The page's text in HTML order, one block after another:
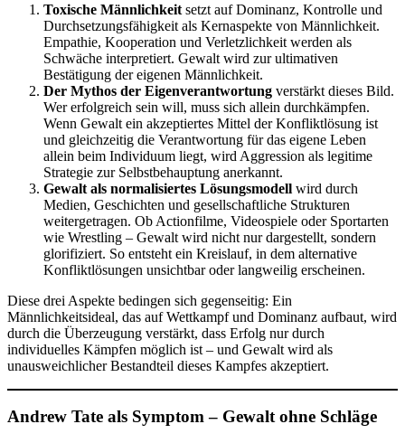
Toxische Männlichkeit setzt auf Dominanz, Kontrolle und
Durchsetzungsfähigkeit als Kernaspekte von Männlichkeit.
Empathie, Kooperation und Verletzlichkeit werden als
Schwäche interpretiert. Gewalt wird zur ultimativen
Bestätigung der eigenen Männlichkeit.
Der Mythos der Eigenverantwortung verstärkt dieses Bild.
Wer erfolgreich sein will, muss sich allein durchkämpfen.
Wenn Gewalt ein akzeptiertes Mittel der Konfliktlösung ist
und gleichzeitig die Verantwortung für das eigene Leben
allein beim Individuum liegt, wird Aggression als legitime
Strategie zur Selbstbehauptung anerkannt.
Gewalt als normalisiertes Lösungsmodell wird durch
Medien, Geschichten und gesellschaftliche Strukturen
weitergetragen. Ob Actionfilme, Videospiele oder Sportarten
wie Wrestling – Gewalt wird nicht nur dargestellt, sondern
glorifiziert. So entsteht ein Kreislauf, in dem alternative
Konfliktlösungen unsichtbar oder langweilig erscheinen.
Diese drei Aspekte bedingen sich gegenseitig: Ein
Männlichkeitsideal, das auf Wettkampf und Dominanz aufbaut, wird
durch die Überzeugung verstärkt, dass Erfolg nur durch
individuelles Kämpfen möglich ist – und Gewalt wird als
unausweichlicher Bestandteil dieses Kampfes akzeptiert.
Andrew Tate als Symptom – Gewalt ohne Schläge